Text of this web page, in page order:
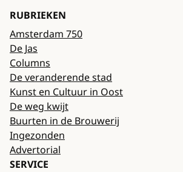
RUBRIEKEN
Amsterdam 750
De Jas
Columns
De veranderende stad
Kunst en Cultuur in Oost
De weg kwijt
Buurten in de Brouwerij
Ingezonden
Advertorial
SERVICE